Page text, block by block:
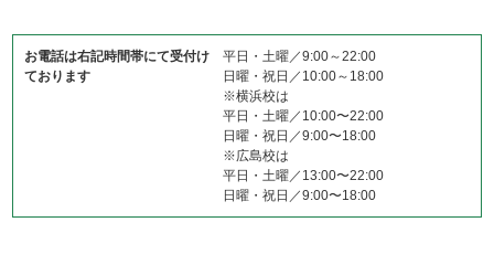
お電話は右記時間帯にて受付け
ております
平日・土曜／9:00～22:00
日曜・祝日／10:00～18:00
※横浜校は
平日・土曜／10:00〜22:00
日曜・祝日／9:00〜18:00
※広島校は
平日・土曜／13:00〜22:00
日曜・祝日／9:00〜18:00